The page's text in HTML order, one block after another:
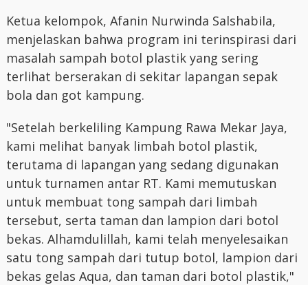
Ketua kelompok, Afanin Nurwinda Salshabila,
menjelaskan bahwa program ini terinspirasi dari
masalah sampah botol plastik yang sering
terlihat berserakan di sekitar lapangan sepak
bola dan got kampung.
"Setelah berkeliling Kampung Rawa Mekar Jaya,
kami melihat banyak limbah botol plastik,
terutama di lapangan yang sedang digunakan
untuk turnamen antar RT. Kami memutuskan
untuk membuat tong sampah dari limbah
tersebut, serta taman dan lampion dari botol
bekas. Alhamdulillah, kami telah menyelesaikan
satu tong sampah dari tutup botol, lampion dari
bekas gelas Aqua, dan taman dari botol plastik,"